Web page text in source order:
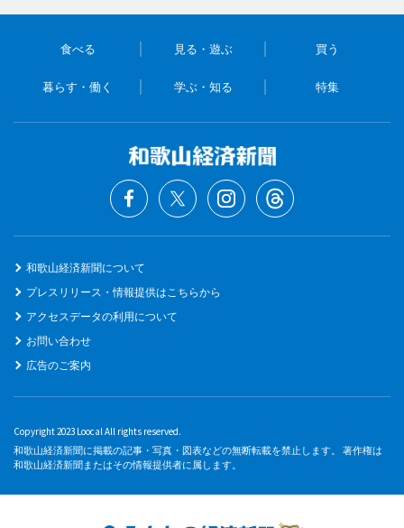
食べる 見る・遊ぶ 買う
暮らす・働く 学ぶ・知る 特集
和歌山経済新聞について
プレスリリース・情報提供はこちらから
アクセスデータの利用について
お問い合わせ
広告のご案内
Copyright 2023 Loocal All rights reserved.
和歌山経済新聞に掲載の記事・写真・図表などの無断転載を禁止します。 著作権は
和歌山経済新聞またはその情報提供者に属します。